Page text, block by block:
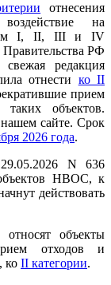
отнесения
на
I, II, III и IV
РФ
редакция
отнести ко II
прием
объектов.
сайте. Срок
2026 года.
N 636
НВОС, к
действовать
объекты
отходов и
ко II категории.